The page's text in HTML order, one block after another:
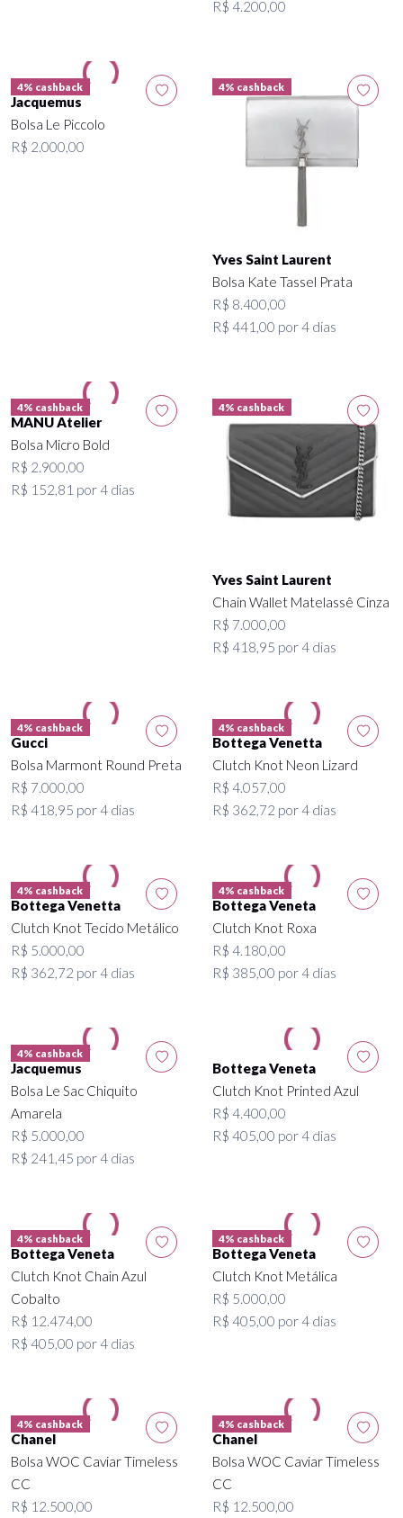
R$ 4.200,00
4% cashback
Jacquemus
Bolsa Le Piccolo
R$ 2.000,00
4% cashback
Yves Saint Laurent
Bolsa Kate Tassel Prata
R$ 8.400,00
R$ 441,00 por 4 dias
4% cashback
MANU Atelier
Bolsa Micro Bold
R$ 2.900,00
R$ 152,81 por 4 dias
4% cashback
Yves Saint Laurent
Chain Wallet Matelassê Cinza
R$ 7.000,00
R$ 418,95 por 4 dias
4% cashback
Gucci
Bolsa Marmont Round Preta
R$ 7.000,00
R$ 418,95 por 4 dias
4% cashback
Bottega Venetta
Clutch Knot Neon Lizard
R$ 4.057,00
R$ 362,72 por 4 dias
4% cashback
Bottega Venetta
Clutch Knot Tecido Metálico
R$ 5.000,00
R$ 362,72 por 4 dias
4% cashback
Bottega Veneta
Clutch Knot Roxa
R$ 4.180,00
R$ 385,00 por 4 dias
4% cashback
Jacquemus
Bolsa Le Sac Chiquito
Amarela
R$ 5.000,00
R$ 241,45 por 4 dias
Bottega Veneta
Clutch Knot Printed Azul
R$ 4.400,00
R$ 405,00 por 4 dias
4% cashback
Bottega Veneta
Clutch Knot Chain Azul
Cobalto
R$ 12.474,00
R$ 405,00 por 4 dias
4% cashback
Bottega Veneta
Clutch Knot Metálica
R$ 5.000,00
R$ 405,00 por 4 dias
4% cashback
Chanel
Bolsa WOC Caviar Timeless
CC
R$ 12.500,00
4% cashback
Chanel
Bolsa WOC Caviar Timeless
CC
R$ 12.500,00